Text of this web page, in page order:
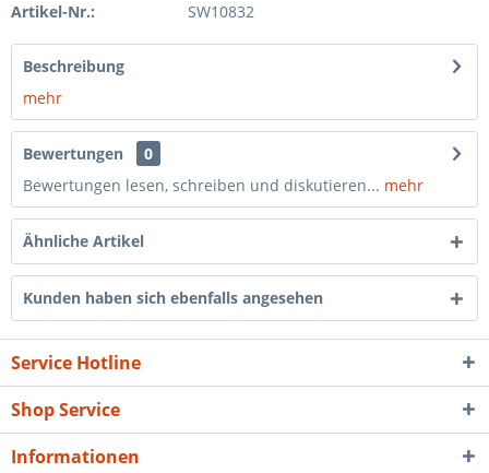
Artikel-Nr.: SW10832
Beschreibung
mehr
Bewertungen
0
Bewertungen lesen, schreiben und diskutieren... mehr
Ähnliche Artikel
Kunden haben sich ebenfalls angesehen
Service Hotline
Shop Service
Informationen